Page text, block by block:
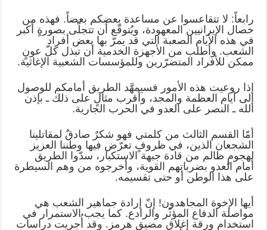
رابعاً: لا تتقاعسوا عن مساعدة بعضكم بعضاً. فهذه من
خصال الإيرانيين المعهودة، ويُتوقّع أن تتجلّى بصورةٍ أكبر
في هذه الأيام الصعبة التي قد يمرّ بها بعض أفراد
الشعب. وأطلب من الأجهزة الخدمية أن تبذل كلّ عونٍ
ممكن للأفراد المتضرّرين وللمؤسسات الشعبية الإغاثية.
إذا روعيت هذه الأمور فسيمهَّد الطريق أمامكم للوصول
إلى أيام العظمة والمجد، وأقرب مثالٍ على ذلك ـ بإذن
الله ـ النصر على العدو في الحرب الجارية.
أمّا القسم الثالث من كلمتي فهو شكرٌ صادقٌ لمقاتلينا
الشجعان الذين، في ظروفٍ تعرّض فيها وطننا العزيز
لهجومٍ ظالم من قادة جبهة الاستكبار، سدّوا الطريق
أمام العدو بضرباتهم القوية، وأخرجوه من وهم السيطرة
على هذا الوطن أو حتى تقسيمه.
أيها الإخوة المجاهدون! إنّ إرادة جماهير الشعب هي
مواصلة الدفاع المؤثّر والرادع. كما يجب الاستمرار في
استخدام ورقة إغلاق مضيق هرمز. وقد أُجريت دراسات